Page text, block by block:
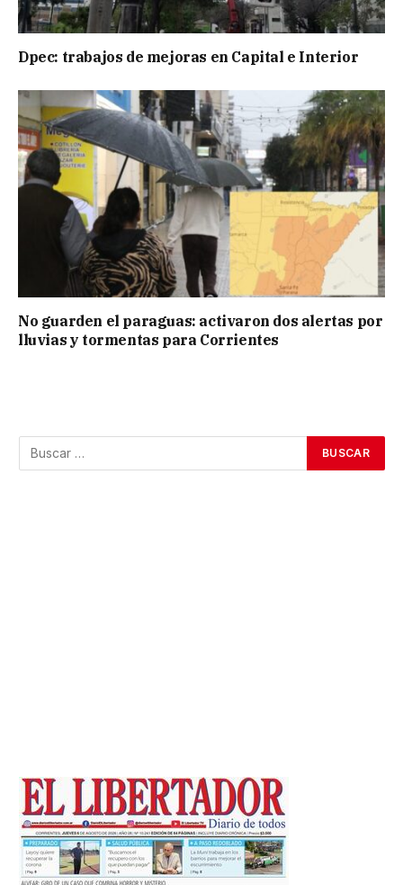
Dpec: trabajos de mejoras en Capital e Interior
No guarden el paraguas: activaron dos alertas por
lluvias y tormentas para Corrientes